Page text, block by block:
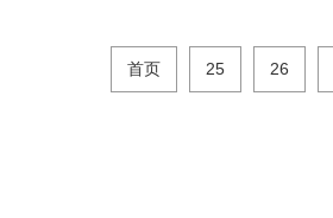
首页 25 26